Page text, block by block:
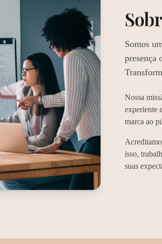
Somos
presença
Nossa
experiente
marca ao
isso,
suas